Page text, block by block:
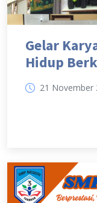
Gelar
Hidup
21 November